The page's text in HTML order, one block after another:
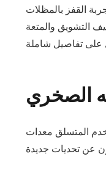
القفز بالمظلات
التشويق والمتعة
الصخري
المتسلق معدات